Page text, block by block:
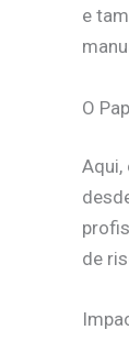
e
O
Aqui,
de